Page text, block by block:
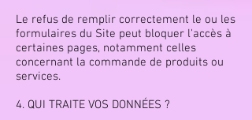
Le refus de remplir correctement le ou les
formulaires du Site peut bloquer l'accès à
certaines pages, notamment celles
concernant la commande de produits ou
services.
4. QUI TRAITE VOS DONNÉES ?